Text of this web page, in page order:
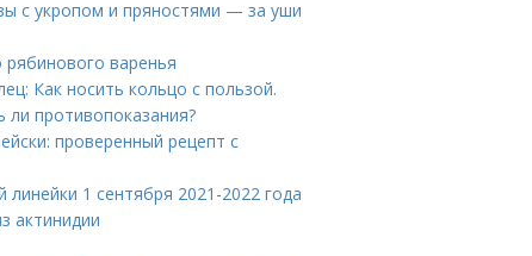
с укропом и пряностями — за уши
варенья
Как носить кольцо с пользой.
противопоказания?
проверенный рецепт с
1 сентября 2021-2022 года
актинидии